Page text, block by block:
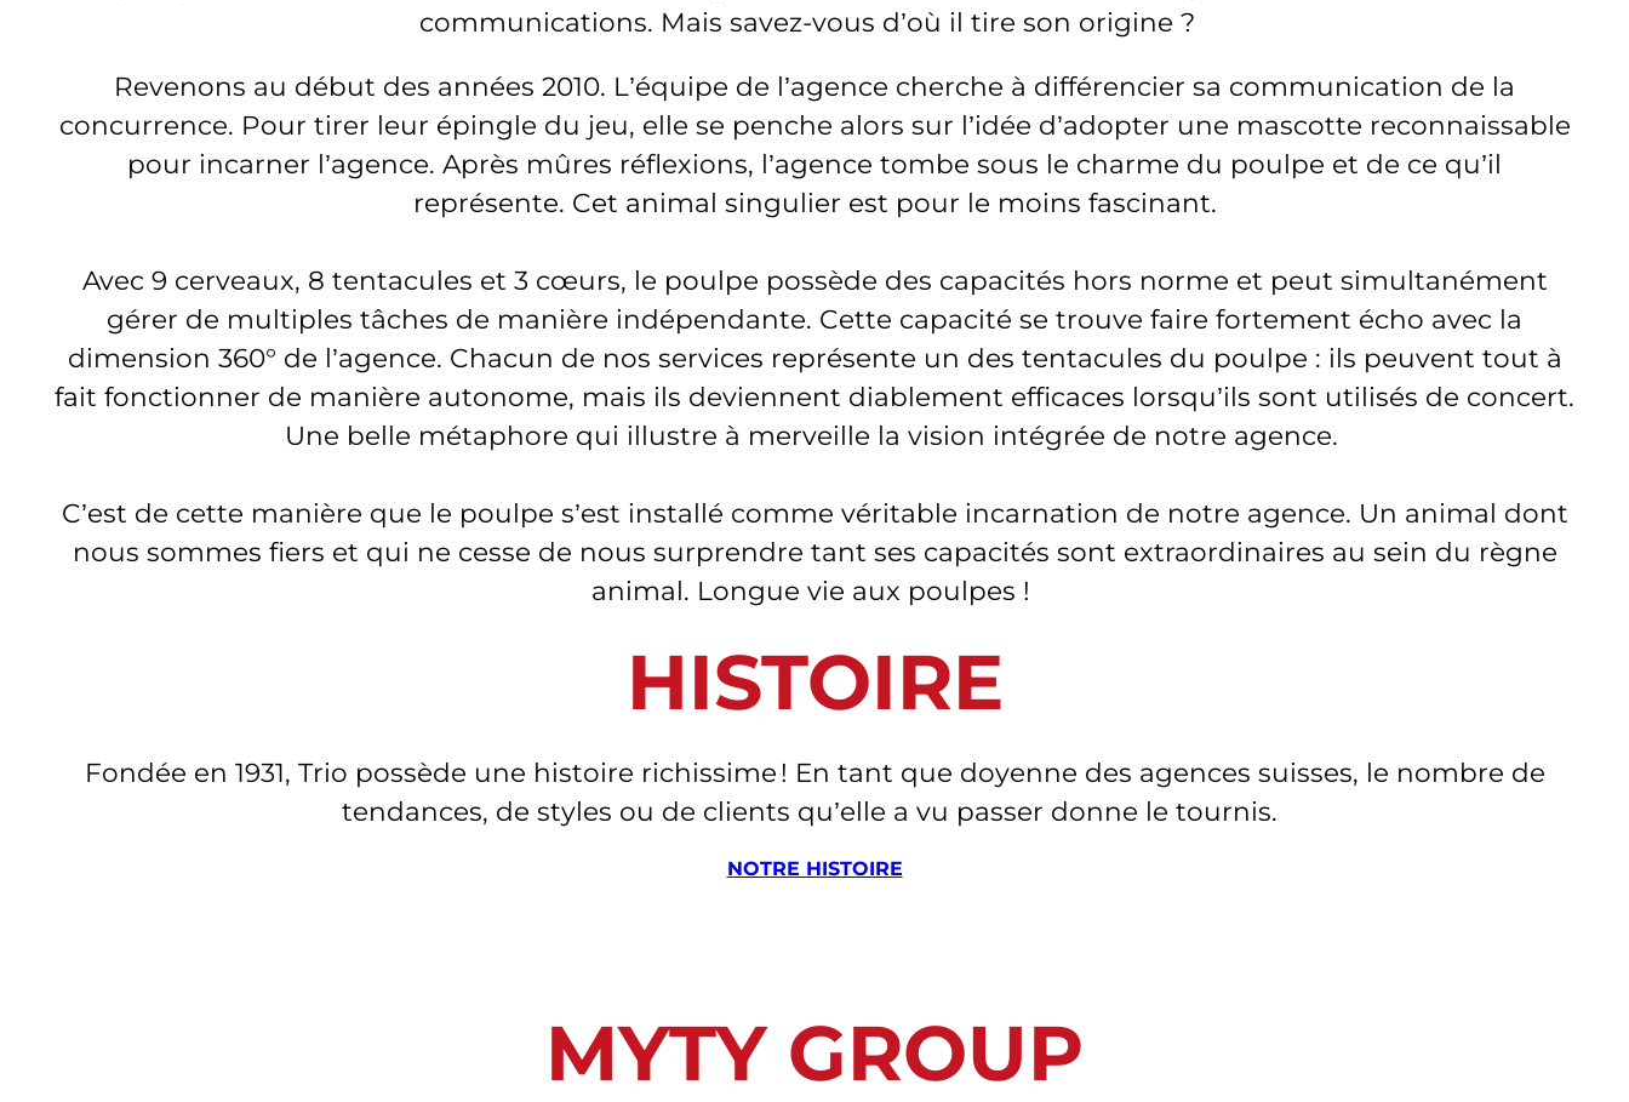
communications. Mais savez-vous d’où il tire son origine ?
Revenons au début des années 2010. L’équipe de l’agence cherche à différencier sa communication de la
concurrence. Pour tirer leur épingle du jeu, elle se penche alors sur l’idée d’adopter une mascotte reconnaissable
pour incarner l’agence. Après mûres réflexions, l’agence tombe sous le charme du poulpe et de ce qu’il
représente. Cet animal singulier est pour le moins fascinant.
Avec 9 cerveaux, 8 tentacules et 3 cœurs, le poulpe possède des capacités hors norme et peut simultanément
gérer de multiples tâches de manière indépendante. Cette capacité se trouve faire fortement écho avec la
dimension 360° de l’agence. Chacun de nos services représente un des tentacules du poulpe : ils peuvent tout à
fait fonctionner de manière autonome, mais ils deviennent diablement efficaces lorsqu’ils sont utilisés de concert.
Une belle métaphore qui illustre à merveille la vision intégrée de notre agence.
C’est de cette manière que le poulpe s’est installé comme véritable incarnation de notre agence. Un animal dont
nous sommes fiers et qui ne cesse de nous surprendre tant ses capacités sont extraordinaires au sein du règne
animal. Longue vie aux poulpes !
HISTOIRE
Fondée en 1931, Trio possède une histoire richissime ! En tant que doyenne des agences suisses, le nombre de
tendances, de styles ou de clients qu’elle a vu passer donne le tournis.
NOTRE HISTOIRE
MYTY GROUP